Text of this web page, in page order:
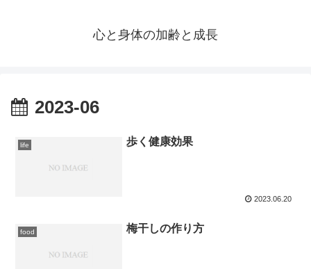
心と身体の加齢と成長
2023-06
life 歩く健康効果
2023.06.20
food 梅干しの作り方